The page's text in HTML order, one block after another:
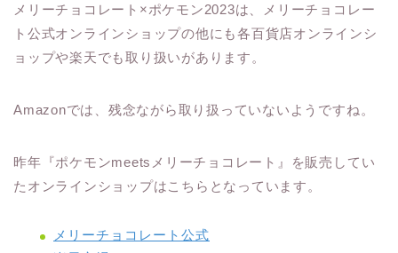
メリーチョコレート×ポケモン2023は、メリーチョコレー
ト公式オンラインショップの他にも各百貨店オンラインシ
ョップや楽天でも取り扱いがあります。
Amazonでは、残念ながら取り扱っていないようですね。
昨年『ポケモンmeetsメリーチョコレート』を販売してい
たオンラインショップはこちらとなっています。
メリーチョコレート公式